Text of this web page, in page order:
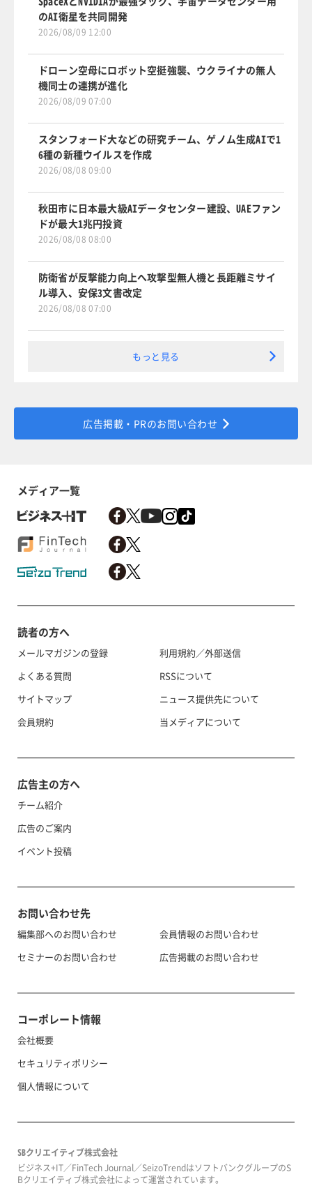
のAI衛星を共同開発
2026/08/09 12:00
ドローン空母にロボット空挺強襲、ウクライナの無人
機同士の連携が進化
2026/08/09 07:00
スタンフォード大などの研究チーム、ゲノム生成AIで1
6種の新種ウイルスを作成
2026/08/08 09:00
秋田市に日本最大級AIデータセンター建設、UAEファン
ドが最大1兆円投資
2026/08/08 08:00
防衛省が反撃能力向上へ攻撃型無人機と長距離ミサイ
ル導入、安保3文書改定
2026/08/08 07:00
もっと見る
広告掲載・PRのお問い合わせ
メディア一覧
読者の方へ
メールマガジンの登録
よくある質問
サイトマップ
会員規約
利用規約／外部送信
RSSについて
ニュース提供先について
当メディアについて
広告主の方へ
チーム紹介
広告のご案内
イベント投稿
お問い合わせ先
編集部へのお問い合わせ
セミナーのお問い合わせ
会員情報のお問い合わせ
広告掲載のお問い合わせ
コーポレート情報
会社概要
セキュリティポリシー
個人情報について
SBクリエイティブ株式会社
ビジネス+IT／FinTech Journal／SeizoTrendはソフトバンクグループのS
Bクリエイティブ株式会社によって運営されています。